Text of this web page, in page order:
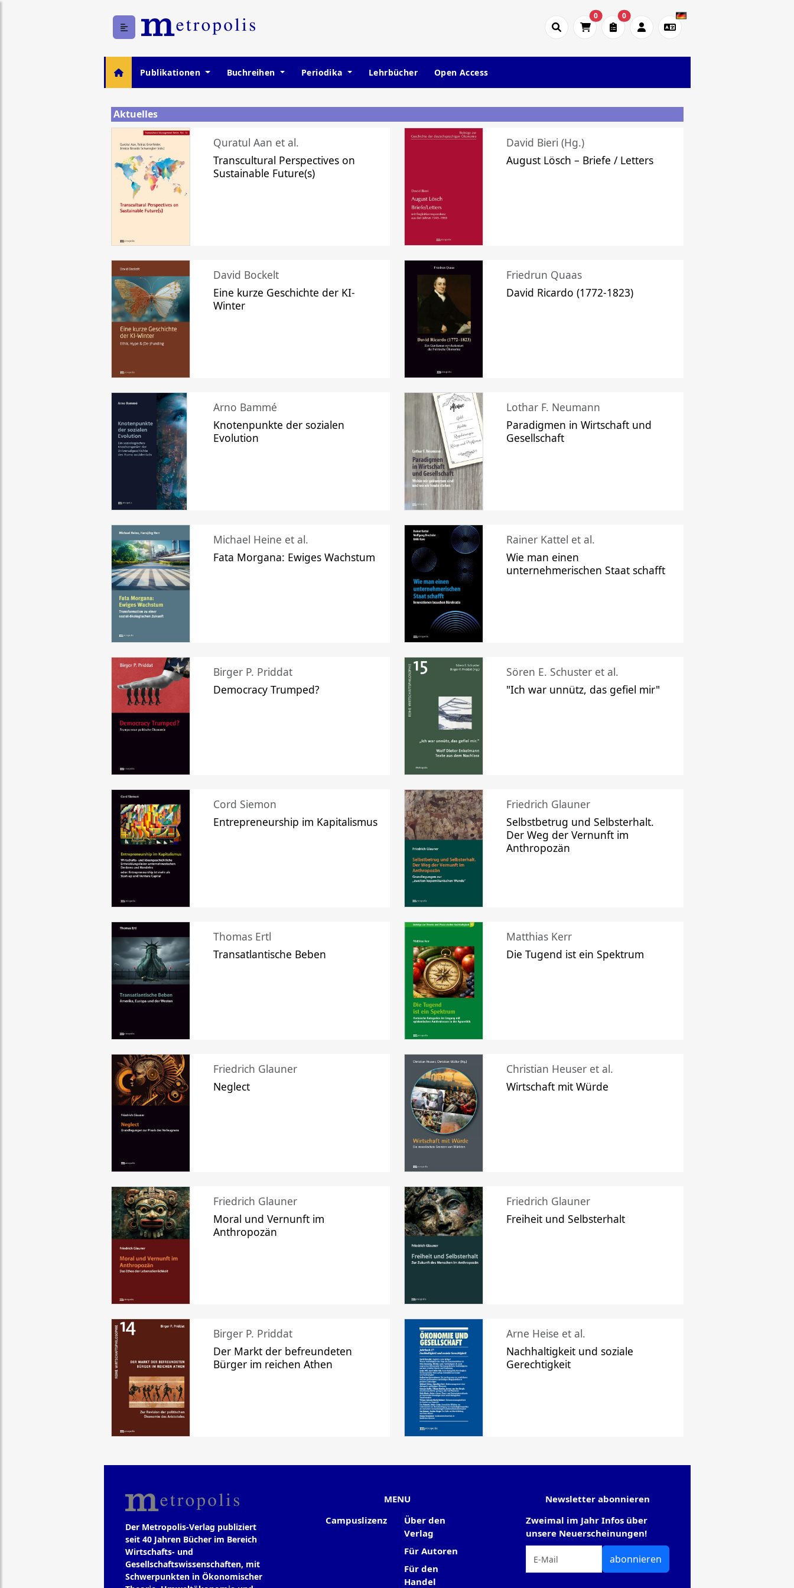
0 0
Publikationen Buchreihen Periodika Lehrbücher Open Access
Aktuelles
Quratul Aan et al.
Transcultural Perspectives on
Sustainable Future(s)
David Bieri (Hg.)
August Lösch – Briefe / Letters
David Bockelt
Eine kurze Geschichte der KI-
Winter
Friedrun Quaas
David Ricardo (1772-1823)
Arno Bammé
Knotenpunkte der sozialen
Evolution
Lothar F. Neumann
Paradigmen in Wirtschaft und
Gesellschaft
Michael Heine et al.
Fata Morgana: Ewiges Wachstum
Rainer Kattel et al.
Wie man einen
unternehmerischen Staat schafft
Birger P. Priddat
Democracy Trumped?
Sören E. Schuster et al.
"Ich war unnütz, das gefiel mir"
Cord Siemon
Entrepreneurship im Kapitalismus
Friedrich Glauner
Selbstbetrug und Selbsterhalt.
Der Weg der Vernunft im
Anthropozän
Thomas Ertl
Transatlantische Beben
Matthias Kerr
Die Tugend ist ein Spektrum
Friedrich Glauner
Neglect
Christian Heuser et al.
Wirtschaft mit Würde
Friedrich Glauner
Moral und Vernunft im
Anthropozän
Friedrich Glauner
Freiheit und Selbsterhalt
Birger P. Priddat
Der Markt der befreundeten
Bürger im reichen Athen
Arne Heise et al.
Nachhaltigkeit und soziale
Gerechtigkeit
Der Metropolis-Verlag publiziert
seit 40 Jahren Bücher im Bereich
Wirtschafts- und
Gesellschaftswissenschaften, mit
Schwerpunkten in Ökonomischer
MENU
Campuslizenz
Über den
Verlag
Für Autoren
Für den
Handel
Newsletter abonnieren
Zweimal im Jahr Infos über
unsere Neuerscheinungen!
abonnieren